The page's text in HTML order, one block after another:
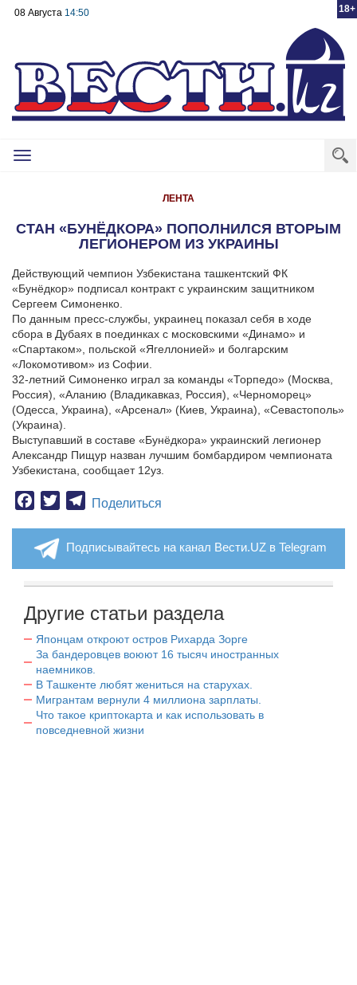
18+
08 Августа 14:50
Toggle
ЛЕНТА
СТАН «БУНЁДКОРА» ПОПОЛНИЛСЯ ВТОРЫМ
ЛЕГИОНЕРОМ ИЗ УКРАИНЫ
Действующий чемпион Узбекистана ташкентский ФК
«Бунёдкор» подписал контракт с украинским защитником
Сергеем Симоненко.
По данным пресс-службы, украинец показал себя в ходе
сбора в Дубаях в поединках с московскими «Динамо» и
«Спартаком», польской «Ягеллонией» и болгарским
«Локомотивом» из Софии.
32-летний Симоненко играл за команды «Торпедо» (Москва,
Россия), «Аланию (Владикавказ, Россия), «Черноморец»
(Одесса, Украина), «Арсенал» (Киев, Украина), «Севастополь»
(Украина).
Выступавший в составе «Бунёдкора» украинский легионер
Александр Пищур назван лучшим бомбардиром чемпионата
Узбекистана, сообщает 12уз.
Facebook
TwitterTelegram
Поделиться
Подписывайтесь на канал Вести.UZ в Telegram
Другие статьи раздела
Японцам откроют остров Рихарда Зорге
За бандеровцев воюют 16 тысяч иностранных
наемников.
В Ташкенте любят жениться на старухах.
Мигрантам вернули 4 миллиона зарплаты.
Что такое криптокарта и как использовать в
повседневной жизни